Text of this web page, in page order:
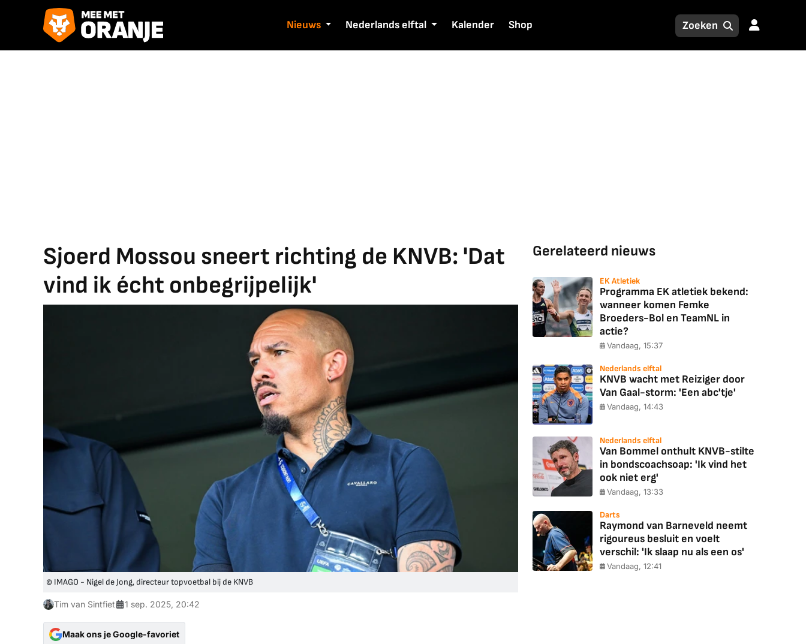
Nieuws Nederlands elftal Kalender Shop
Sjoerd Mossou sneert richting de KNVB: 'Dat
vind ik écht onbegrijpelijk'
© IMAGO - Nigel de Jong, directeur topvoetbal bij de KNVB
Tim van Sintfiet 1 sep. 2025, 20:42
Maak ons je Google-favoriet
Gerelateerd nieuws
EK Atletiek
Programma EK atletiek bekend:
wanneer komen Femke
Broeders-Bol en TeamNL in
actie?
Vandaag, 15:37
Nederlands elftal
KNVB wacht met Reiziger door
Van Gaal-storm: 'Een abc'tje'
Vandaag, 14:43
Nederlands elftal
Van Bommel onthult KNVB-stilte
in bondscoachsoap: 'Ik vind het
ook niet erg'
Vandaag, 13:33
Darts
Raymond van Barneveld neemt
rigoureus besluit en voelt
verschil: 'Ik slaap nu als een os'
Vandaag, 12:41